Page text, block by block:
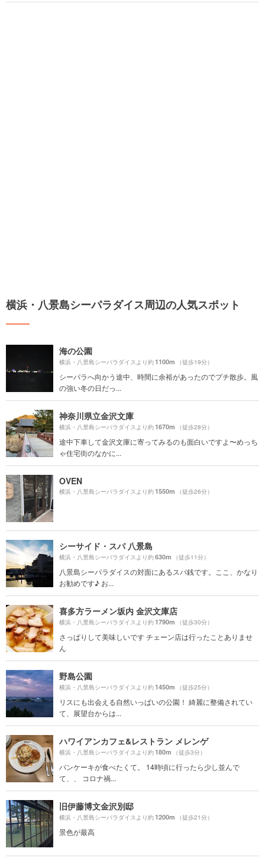
横浜・八景島シーパラダイス周辺の人気スポット
海の公園
横浜・八景島シーパラダイスより約1100m （徒歩19分）
シーパラへ向かう途中、時間に余裕があったのでプチ散歩。風
の強い冬の日だっ...
神奈川県立金沢文庫
横浜・八景島シーパラダイスより約1670m （徒歩28分）
途中下車して金沢文庫に寄ってみるのも面白いですよ〜めっち
ゃ住宅街のなかに...
OVEN
横浜・八景島シーパラダイスより約1550m （徒歩26分）
シーサイド・スパ 八景島
横浜・八景島シーパラダイスより約630m （徒歩11分）
八景島シーパラダイスの対面にあるスパ銭です。ここ、かなり
お勧めです♪ お...
喜多方ラーメン坂内 金沢文庫店
横浜・八景島シーパラダイスより約1790m （徒歩30分）
さっぱりして美味しいです チェーン店は行ったことありませ
ん
野島公園
横浜・八景島シーパラダイスより約1450m （徒歩25分）
リスにも出会える自然いっぱいの公園！ 綺麗に整備されてい
て、展望台からは...
ハワイアンカフェ&レストラン メレンゲ
横浜・八景島シーパラダイスより約180m （徒歩3分）
パンケーキが食べたくて。 14時頃に行ったら少し並んで
て、、 コロナ禍...
旧伊藤博文金沢別邸
横浜・八景島シーパラダイスより約1200m （徒歩21分）
景色が最高